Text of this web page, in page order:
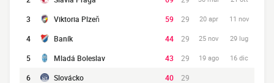
3 Viktoria Plzeň 59 29 20 apr 11 nov
4 Baník 44 29 25 nov 29 lug
5 Mladá Boleslav 43 29 19 ago 16 dic
6 Slovácko 40
29